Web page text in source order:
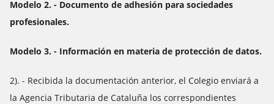
Modelo 2. - Documento de adhesión para sociedades
profesionales.
Modelo 3. - Información en materia de protección de datos.
2). - Recibida la documentación anterior, el Colegio enviará a
la Agencia Tributaria de Cataluña los correspondientes